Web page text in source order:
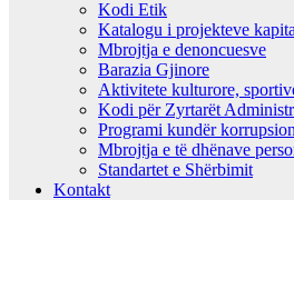
Kodi Etik
Katalogu i projekteve
Mbrojtja e denoncuesve
Barazia Gjinore
Aktivitete kulturore,
Kodi për Zyrtarët
Programi kundër
Mbrojtja e të dhënave
Standartet e Shërbimit
Kontakt